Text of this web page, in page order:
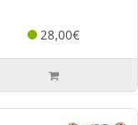
28,00€